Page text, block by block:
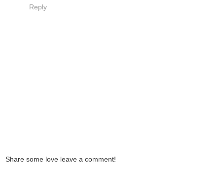
Reply
Share some love leave a comment!